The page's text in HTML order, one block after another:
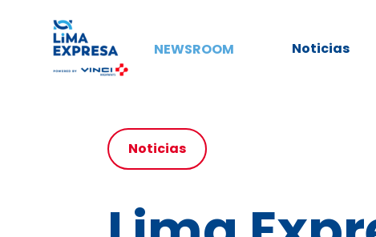
NEWSROOM Noticias
Noticias